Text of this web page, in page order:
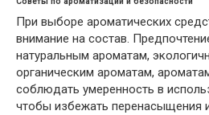
При выборе ароматических
внимание на состав.
натуральным ароматам,
органическим ароматам,
соблюдать умеренность в
чтобы избежать перенасыщения